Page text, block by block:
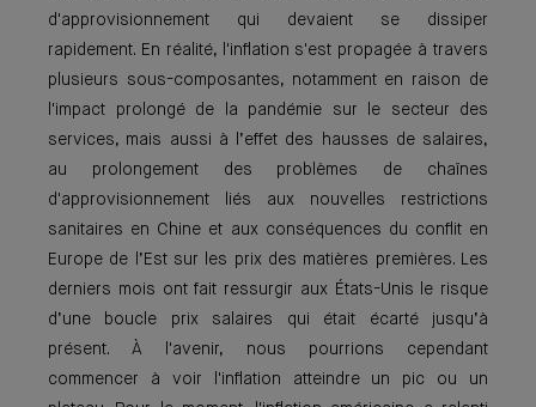
d'approvisionnement qui devaient se dissiper
rapidement. En réalité, l'inflation s'est propagée à travers
plusieurs sous-composantes, notamment en raison de
l'impact prolongé de la pandémie sur le secteur des
services, mais aussi à l’effet des hausses de salaires,
au prolongement des problèmes de chaînes
d'approvisionnement liés aux nouvelles restrictions
sanitaires en Chine et aux conséquences du conflit en
Europe de l’Est sur les prix des matières premières. Les
derniers mois ont fait ressurgir aux États-Unis le risque
d’une boucle prix salaires qui était écarté jusqu’à
présent. À l'avenir, nous pourrions cependant
commencer à voir l'inflation atteindre un pic ou un